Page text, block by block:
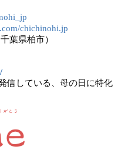
chichinohi.jp
葉県柏市）
信している、母の日に特化